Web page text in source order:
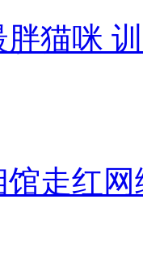
猫咪
走红网